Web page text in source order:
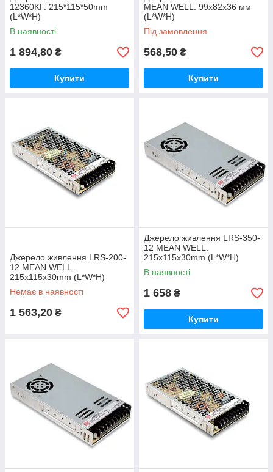
12360KF. 215*115*50mm
(L*W*H)
В наявності
1 894,80 ₴
Купити
MEAN WELL. 99х82х36 мм
(L*W*H)
Під замовлення
568,50 ₴
Купити
Джерело живлення LRS-200-
12 MEAN WELL.
215x115x30mm (L*W*H)
Немає в наявності
1 563,20 ₴
Джерело живлення LRS-350-
12 MEAN WELL.
215x115x30mm (L*W*H)
В наявності
1 658 ₴
Купити